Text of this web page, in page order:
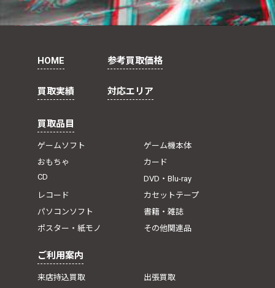
HOME 参考買取価格
買取実績 対応エリア
買取品目
ゲームソフト
ゲーム機本体
おもちゃ
カード
CD
DVD・Blu-ray
レコード
カセットテープ
パソコンソフト
書籍・雑誌
ポスター・紙モノ
その他関連品
ご利用案内
来店持込買取
出張買取